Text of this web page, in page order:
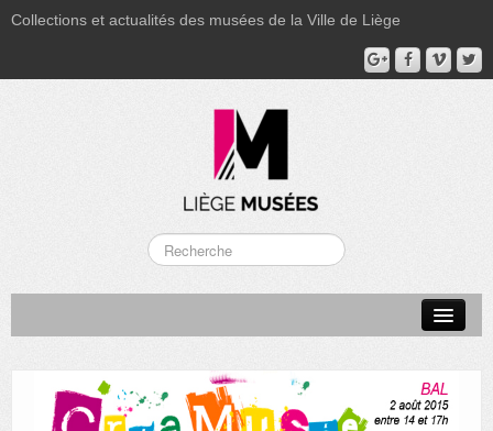
Collections et actualités des musées de la Ville de Liège
MUSÉE GRÉTRY